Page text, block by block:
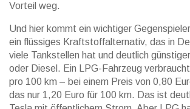
Vorteil weg.
Und hier kommt ein wichtiger
ein flüssiges Kraftstoffalternativ, das in
viele Tankstellen hat und deutlich
oder Diesel . Ein LPG-Fahrzeug
pro 100 km – bei einem Preis von 0,80
das nur 1,20 Euro für 100 km. Das ist